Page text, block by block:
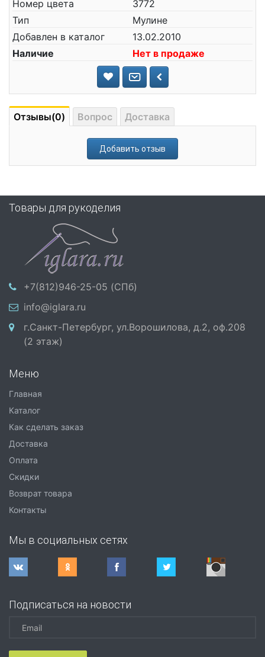
Номер цвета
3772
Тип
Мулине
Добавлен в каталог
13.02.2010
Наличие
Нет в продаже
Отзывы(0) Вопрос Доставка
Добавить отзыв
Товары для рукоделия
+7(812)946-25-05 (СПб)
info@iglara.ru
г.Санкт-Петербург, ул.Ворошилова, д.2, оф.208
(2 этаж)
Меню
Главная
Каталог
Как сделать заказ
Доставка
Оплата
Скидки
Возврат товара
Контакты
Мы в социальных сетях
Подписаться на новости